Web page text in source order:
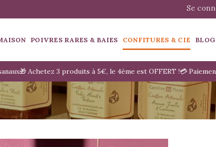
Se
POIVRES RARES & BAIES CONFITURES & CIE
🎁 Achetez 3 produits à 5€, le 4ème est OFFERT !💳